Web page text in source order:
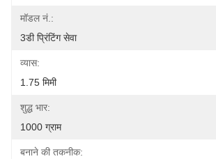
मॉडल नं.:
3डी प्रिंटिंग सेवा
व्यास:
1.75 मिमी
शुद्ध भार:
1000 ग्राम
बनाने की तकनीक: